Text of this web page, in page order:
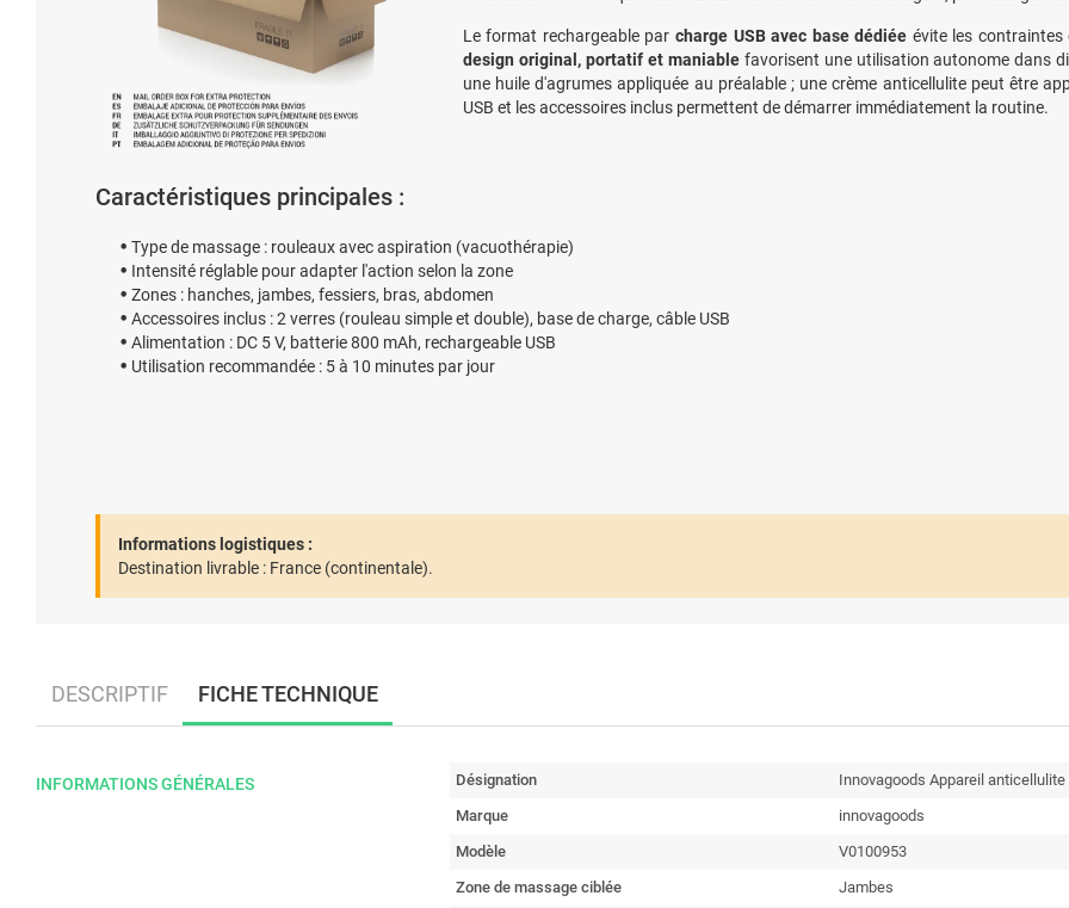
Le format rechargeable par charge USB avec base dédiée évite les contraintes
design original, portatif et maniablefavorisent une utilisation autonome dans
une huile d'agrumes appliquée au préalable ; une crème anticellulite peut être
USB et les accessoires inclus permettent de démarrer immédiatement la routine.
Caractéristiques principales :
Type de massage : rouleaux avec aspiration (vacuothérapie)
Intensité réglable pour adapter l'action selon la zone
Zones : hanches, jambes, fessiers, bras, abdomen
Accessoires inclus : 2 verres (rouleau simple et double), base de charge, câble USB
Alimentation : DC 5 V, batterie 800 mAh, rechargeable USB
Utilisation recommandée : 5 à 10 minutes par jour
Informations logistiques :
Destination livrable : France (continentale).
DESCRIPTIF FICHE TECHNIQUE
INFORMATIONS GÉNÉRALES Désignation
Innovagoods Appareil
Marque
innovagoods
Modèle
V0100953
Zone de massage ciblée
Jambes